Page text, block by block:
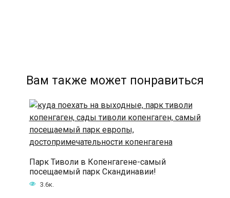
Вам также может понравиться
Парк Тиволи в Копенгагене-самый
посещаемый парк Скандинавии!
3.6к.